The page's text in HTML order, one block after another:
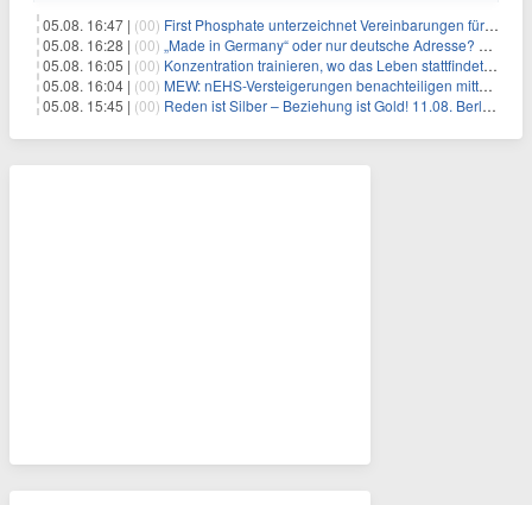
05.08. 16:47 | (00) First Phosphate unterzeichnet Vereinbarungen für nicht zu refundierende Zuwendungen in Höhe von 4,84 Mio. $ von der kanadischen Regierung für Straßeninfrastruktur und Stromübertragungsleitungen
05.08. 16:28 | (00) „Made in Germany“ oder nur deutsche Adresse? So erkennen Sie, wo Ihre Leiterplatten wirklich gefertigt werden
05.08. 16:05 | (00) Konzentration trainieren, wo das Leben stattfindet: Mobile EEG-Technologie bringt Neurofeedback in den Alltag
05.08. 16:04 | (00) MEW: nEHS-Versteigerungen benachteiligen mittelständische Unternehmen
05.08. 15:45 | (00) Reden ist Silber – Beziehung ist Gold! 11.08. Berlin – 18:30 Uhr